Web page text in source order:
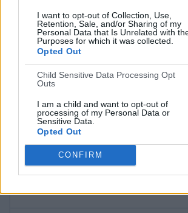
I want to opt-out of Collection, Use,
Retention, Sale, and/or Sharing of my
Personal Data that Is Unrelated with
Purposes for which it was collected.
Opted Out
Child Sensitive Data Processing Opt
Outs
I am a child and want to opt-out of
processing of my Personal Data or
Sensitive Data.
Opted Out
CONFIRM
RANKING POR EQUIPOS
Sporting CP
RANKING POR
Copa de Portugal
1
Amistoso
Ver ranking completo